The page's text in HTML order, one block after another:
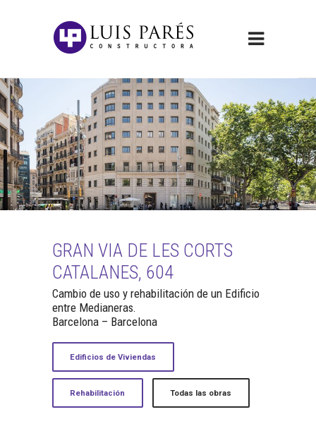
GRAN VIA DE LES CORTS
CATALANES, 604
Cambio de uso y rehabilitación de un Edificio
entre Medianeras.
Barcelona – Barcelona
Edificios de Viviendas
Rehabilitación Todas las obras